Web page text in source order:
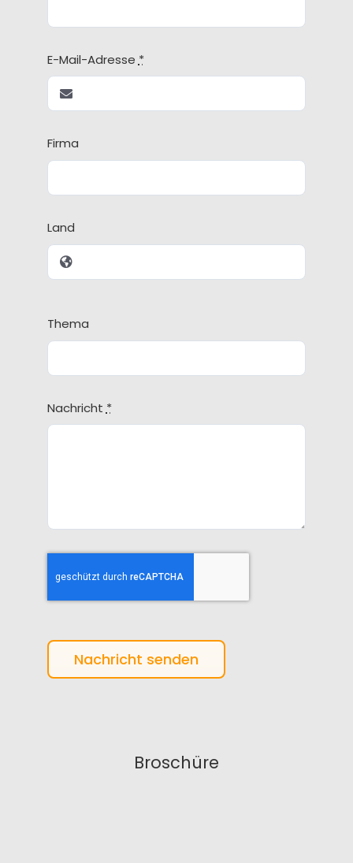
E-Mail-Adresse *
Firma
Land
Thema
Nachricht *
Nachricht senden
Broschüre